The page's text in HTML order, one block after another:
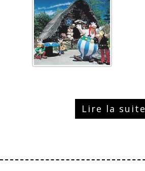
Lire la suite